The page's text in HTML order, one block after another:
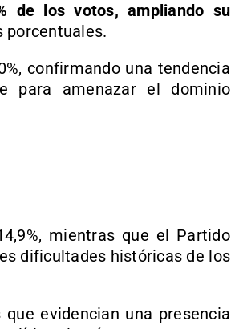
de los votos, ampliando su
porcentuales.
confirmando una tendencia
para amenazar el dominio
mientras que el Partido
dificultades históricas de los
evidencian una presencia